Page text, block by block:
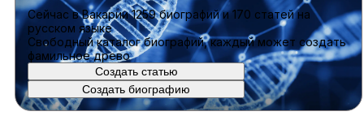
Cейчас в Вакарии1259 биографийи170 статейна
русском языке
Свободный каталог биографий, каждый может создать
фамильное древо
Создать статью
Создать биографию